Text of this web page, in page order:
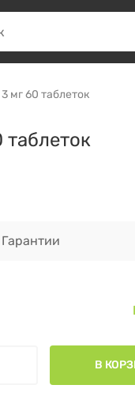
мг 60 таблеток
Гарантии
В